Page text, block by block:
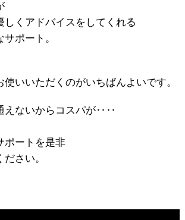
しくアドバイスをしてくれる
ポート。
使いいただくのがいちばんよいです。
えないからコスパが‥‥
ポートを是非
さい。